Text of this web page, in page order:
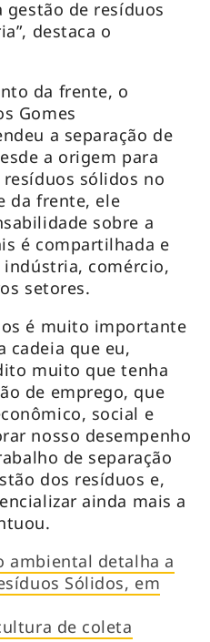
de resíduos
destaca o
da frente, o
Gomes
a separação de
a origem para
sólidos no
da frente, ele
sobre a
é compartilhada e
indústria, comércio,
setores.
é muito importante
cadeia que eu,
muito que tenha
de emprego, que
social e
nosso desempenho
de separação
dos resíduos e,
ainda mais a
ambiental detalha a
Sólidos, em
de coleta